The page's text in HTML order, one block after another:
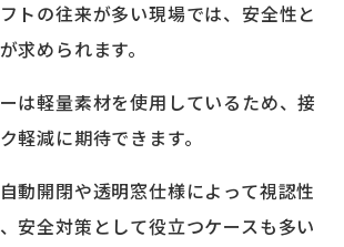
トの往来が多い現場では、安全性と
求められます。
は軽量素材を使用しているため、接
軽減に期待できます。
動開閉や透明窓仕様によって視認性
安全対策として役立つケースも多い